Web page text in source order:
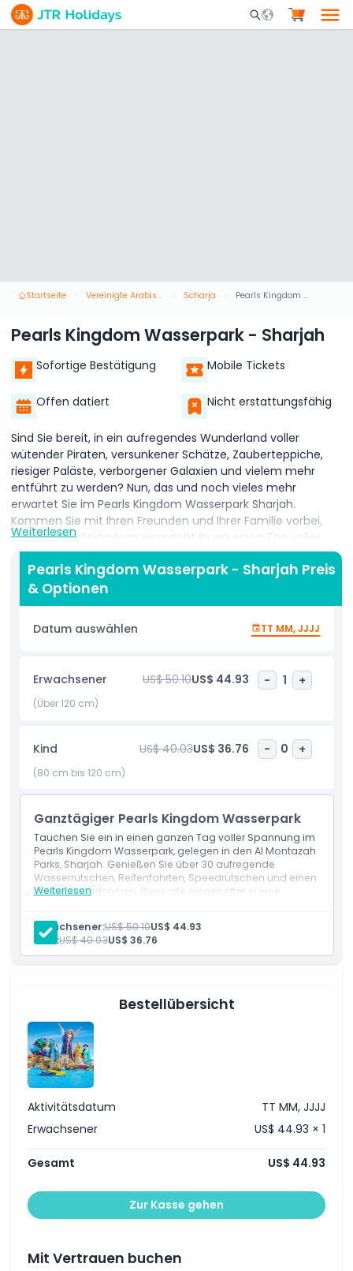
Mobile Search
Startseite Vereinigte Arabische Emirate Scharja Pearls Kingdom Wasserpark - Sharjah
Pearls Kingdom Wasserpark - Sharjah
Sofortige Bestätigung Mobile Tickets
Offen datiert Nicht erstattungsfähig
Sind Sie bereit, in ein aufregendes Wunderland voller
wütender Piraten, versunkener Schätze, Zauberteppiche,
riesiger Paläste, verborgener Galaxien und vielem mehr
entführt zu werden? Nun, das und noch vieles mehr
erwartet Sie im Pearls Kingdom Wasserpark Sharjah.
Kommen Sie mit Ihren Freunden und Ihrer Familie vorbei,
und das Pearl Kingdom verspricht Ihnen einen Tag voller
ununterbrochener Aufregung und Unterhaltung. Dieses
Wasserwunderland bietet aufregende Wasserrutschen,
Reifenfahrten, Speed-Rutschen und einen treffend
benannten Lazy River, um alle Familienmitglieder zu
begeistern. Erleben Sie unbegrenzten Spaß und Nervenkitzel
zusammen mit Ihren Freunden und Ihrer Familie im Pearls
Highlights
Inklusivleistungen
Richtlinie für Kinder und Erwachsene
Ausschlüsse
Öffnungszeiten
Dinge, die Sie wissen sollten
Wie man dorthin gelangt
Stornierungsbedingungen
Weiterlesen
Pearls Kingdom Wasserpark - Sharjah Preis
& Optionen
Datum auswählen TT MM, JJJJ
Erwachsener US$ 50.10US$ 44.93 - 1 +
(Über 120 cm)
Kind US$ 40.03US$ 36.76 - 0 +
(80 cm bis 120 cm)
Ganztägiger Pearls Kingdom Wasserpark
Tauchen Sie ein in einen ganzen Tag voller Spannung im
Pearls Kingdom Wasserpark, gelegen in den Al Montazah
Parks, Sharjah. Genießen Sie über 30 aufregende
Wasserrutschen, Reifenfahrten, Speedrutschen und einen
entspannenden Lazy River, alle eingebettet in eine
Abenteuerlustige, gibt Ihnen dieses Ticket
uneingeschränkten Zugang zu allen Fahrgeschäften und
Attraktionen den ganzen Tag über.
Weiterlesen
Leistungen
werden kostenlos bereitgestellt und sollten bei den
Fahrten verwendet werden, die sie erfordern
Kostenlose Parkplätze verfügbar
Für Kinder unter 80 cm ist der Zugang frei
Kostenloses WLAN im Park verfügbar.
Erwachsener:US$ 50.10US$ 44.93
Kind:US$ 40.03US$ 36.76
Bestellübersicht
Aktivitätsdatum
TT MM, JJJJ
Erwachsener
US$ 44.93 × 1
Gesamt US$ 44.93
Zur Kasse gehen
Mit Vertrauen buchen